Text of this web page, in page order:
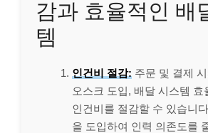
감과 효율적인 배
템
인건비 절감: 주문 및 결제
오스크 도입, 배달 시스템 효
인건비를 절감할 수 있습니
을 도입하여 인력 의존도를